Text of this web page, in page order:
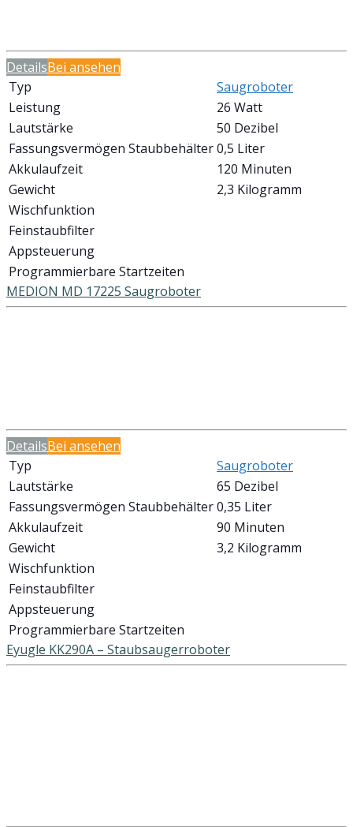
DetailsBei ansehen
Typ
Saugroboter
Leistung
26 Watt
Lautstärke
50 Dezibel
Fassungsvermögen Staubbehälter0,5 Liter
Akkulaufzeit
120 Minuten
Gewicht
2,3 Kilogramm
Wischfunktion
Feinstaubfilter
Appsteuerung
Programmierbare Startzeiten
MEDION MD 17225 Saugroboter
DetailsBei ansehen
Typ
Saugroboter
Lautstärke
65 Dezibel
Fassungsvermögen Staubbehälter0,35 Liter
Akkulaufzeit
90 Minuten
Gewicht
3,2 Kilogramm
Wischfunktion
Feinstaubfilter
Appsteuerung
Programmierbare Startzeiten
Eyugle KK290A – Staubsaugerroboter